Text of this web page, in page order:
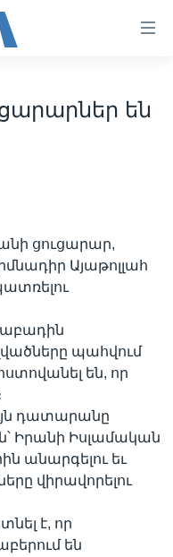
են
ցուցարար,
Այաթոլլահ
պահվում
են, որ
դատարանը
Իրանի Իսլամական
անարգելու եւ
վիրավորելու
է, որ
են